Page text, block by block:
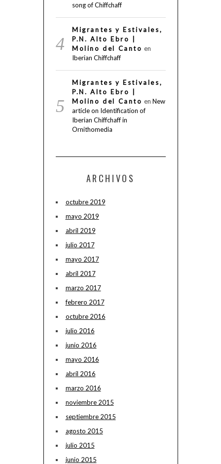
song of Chiffchaff
Migrantes y Estivales,
P.N. Alto Ebro |
Molino del Canto en
Iberian Chiffchaff
Migrantes y Estivales,
P.N. Alto Ebro |
Molino del Canto en New
article on Identification of
Iberian Chiffchaff in
Ornithomedia
ARCHIVOS
octubre 2019
mayo 2019
abril 2019
julio 2017
mayo 2017
abril 2017
marzo 2017
febrero 2017
octubre 2016
julio 2016
junio 2016
mayo 2016
abril 2016
marzo 2016
noviembre 2015
septiembre 2015
agosto 2015
julio 2015
junio 2015